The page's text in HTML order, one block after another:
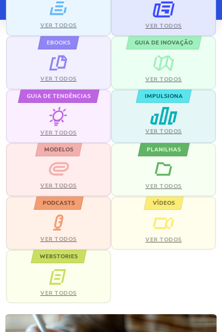
VER TODOS VER TODOS
EBOOKS
VER TODOS
GUIA DE INOVAÇÃO
VER TODOS
GUIA DE TENDÊNCIAS
VER TODOS
IMPULSIONA
VER TODOS
MODELOS
VER TODOS
PLANILHAS
VER TODOS
PODCASTS
VER TODOS
VÍDEOS
VER TODOS
WEBSTORIES
VER TODOS